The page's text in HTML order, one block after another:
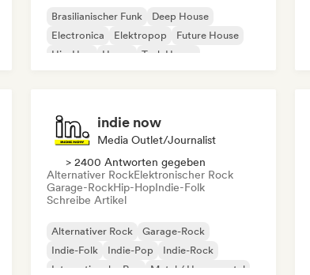
Brasilianischer Funk
Deep House
Electronica
Elektropop
Future House
Hip-Hop
House Tech House
indie now
Media Outlet/Journalist
> 2400 Antworten gegeben
Alternativer RockElektronischer Rock
Garage-RockHip-HopIndie-Folk
Schreibe Artikel
Alternativer Rock
Garage-Rock
Indie-Folk
Indie-Pop
Indie-Rock
Internationaler Rap
Metal / Heavy metal